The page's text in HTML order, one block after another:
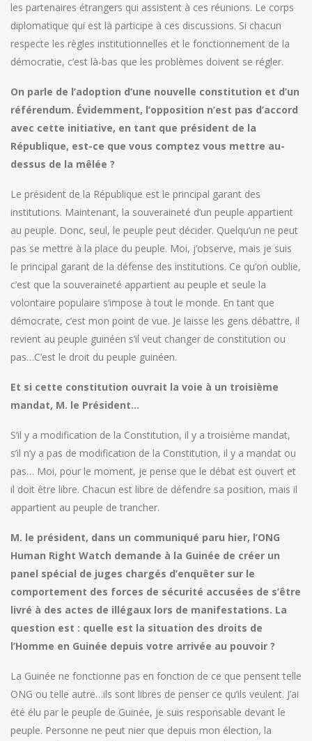
les partenaires étrangers qui assistent à ces réunions. Le corps
diplomatique qui est là participe à ces discussions. Si chacun
respecte les règles institutionnelles et le fonctionnement de la
démocratie, c’est là-bas que les problèmes doivent se régler.
On parle de l’adoption d’une nouvelle constitution et d’un
référendum. Évidemment, l’opposition n’est pas d’accord
avec cette initiative, en tant que président de la
République, est-ce que vous comptez vous mettre au-
dessus de la mêlée ?
Le président de la République est le principal garant des
institutions. Maintenant, la souveraineté d’un peuple appartient
au peuple. Donc, seul, le peuple peut décider. Quelqu’un ne peut
pas se mettre à la place du peuple. Moi, j’observe, mais je suis
le principal garant de la défense des institutions. Ce qu’on oublie,
c’est que la souveraineté appartient au peuple et seule la
volontaire populaire s’impose à tout le monde. En tant que
démocrate, c’est mon point de vue. Je laisse les gens débattre, il
revient au peuple guinéen s’il veut changer de constitution ou
pas…C’est le droit du peuple guinéen.
Et si cette constitution ouvrait la voie à un troisième
mandat, M. le Président…
S’il y a modification de la Constitution, il y a troisième mandat,
s’il n’y a pas de modification de la Constitution, il y a mandat ou
pas… Moi, pour le moment, je pense que le débat est ouvert et
il doit être libre. Chacun est libre de défendre sa position, mais il
appartient au peuple de trancher.
M. le président, dans un communiqué paru hier, l’ONG
Human Right Watch demande à la Guinée de créer un
panel spécial de juges chargés d’enquêter sur le
comportement des forces de sécurité accusées de s’être
livré à des actes de illégaux lors de manifestations. La
question est : quelle est la situation des droits de
l’Homme en Guinée depuis votre arrivée au pouvoir ?
La Guinée ne fonctionne pas en fonction de ce que pensent telle
ONG ou telle autre…ils sont libres de penser ce qu’ils veulent. J’ai
été élu par le peuple de Guinée, je suis responsable devant le
peuple. Personne ne peut nier que depuis mon élection, la